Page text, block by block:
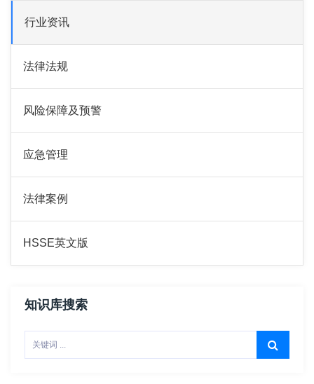
行业资讯
法律法规
风险保障及预警
应急管理
法律案例
HSSE英文版
知识库搜索